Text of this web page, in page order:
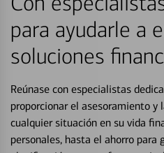
para ayudarle a
soluciones
Reúnase con especialistas
proporcionar el asesoramiento y
cualquier situación en su vida
personales, hasta el ahorro para